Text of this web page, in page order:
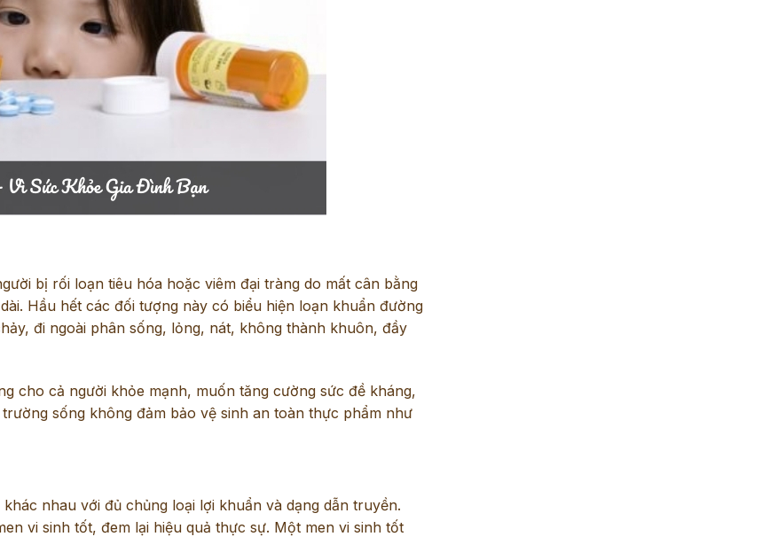
bị rối loạn tiêu hóa hoặc viêm đại tràng do mất cân bằng
Hầu hết các đối tượng này có biểu hiện loạn khuẩn đường
đi ngoài phân sống, lỏng, nát, không thành khuôn, đầy
cho cả người khỏe mạnh, muốn tăng cường sức đề kháng,
sống không đảm bảo vệ sinh an toàn thực phẩm như
nhau với đủ chủng loại lợi khuẩn và dạng dẫn truyền.
vi sinh tốt, đem lại hiệu quả thực sự. Một men vi sinh tốt